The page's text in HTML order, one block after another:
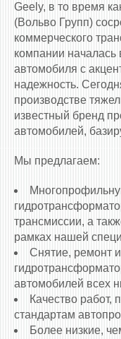
Geely, в то время
(Вольво Групп)
коммерческого
компании началась
автомобиля с
надежность.
производстве
известный бренд
автомобилей,
Мы предлагаем:
трансмиссии, а
рамках нашей
Снятие, ремонт
автомобилей всех
Качество работ,
стандартам
Более низкие,